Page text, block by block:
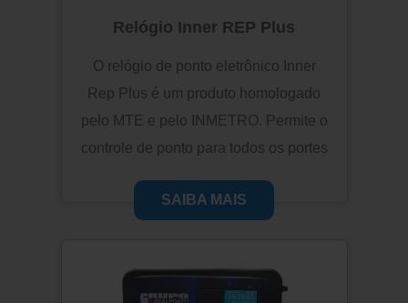
Relógio Inner REP Plus
O relógio de ponto eletrônico Inner
Rep Plus é um produto homologado
pelo MTE e pelo INMETRO. Permite o
controle de ponto para todos os portes
entre preço e benefícios, o Inner REP
SAIBA MAIS